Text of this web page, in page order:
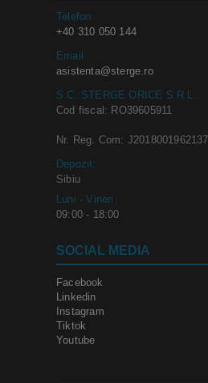
Telefon:
+40 310 050 144
Email
asistenta@sterge.ro
S.C. STERGE ORICE S.R.L.
Cod fiscal: RO39605911
Nr. Reg. Com: J2018001962137
Depozit:
Sibiu
Luni - Vineri:
09:00 - 18:00
SOCIAL MEDIA
Facebook
Linkedin
Instagram
Tiktok
Youtube